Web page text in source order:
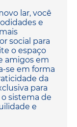
lar, você
e
social para
o espaço
amigos em
se em forma
da
para
sistema de
e